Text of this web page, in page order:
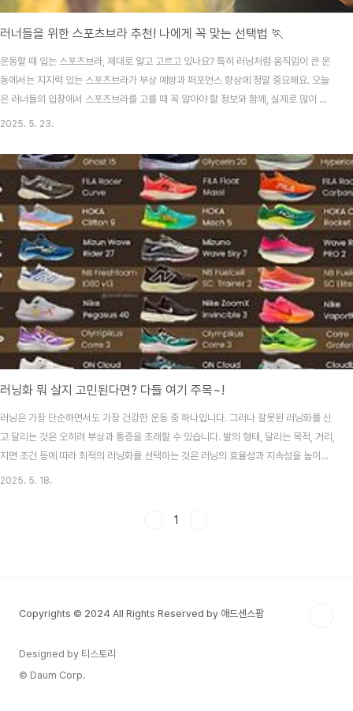
러너들을 위한 스포츠브라 추천! 나에게 꼭 맞는 선택법 🏃‍
운동할 때 입는 스포츠브라, 제대로 알고 고르고 있나요? 특히 러닝처럼 움직임이 큰 운
동에서는 지지력 있는 스포츠브라가 부상 예방과 퍼포먼스 향상에 정말 중요해요. 오늘
은 러너들의 입장에서 스포츠브라를 고를 때 꼭 알아야 할 정보와 함께, 실제로 많이 사
용되고 추천되는 제품들을 소개해볼게요. 나에게 딱 맞는 스포츠브라를 찾고 싶다면 지
운동 중 발생하는 가슴의 상하·좌우 움직임을 최소화해 주는데요, 가슴 조직은 대부분 지
방과 연부조직으로 구성되어 있어 반복적인 충격에 쉽게 손상될 수 있어요. 특히 러닝처
럼 강한 충격이 반복되는 운동은 흉곽 통증, 유선 손상, 체형 불균형으로 이어질 수 있답
니다. 그래서 스포츠브라는 ..
2025. 5. 23.
러닝화 뭐 살지 고민된다면? 다들 여기 주목~!
러닝은 가장 단순하면서도 가장 건강한 운동 중 하나입니다. 그러나 잘못된 러닝화를 신
고 달리는 것은 오히려 부상과 통증을 초래할 수 있습니다. 발의 형태, 달리는 목적, 거리,
지면 조건 등에 따라 최적의 러닝화를 선택하는 것은 러닝의 효율성과 지속성을 높이는
핵심 요소입니다. 저도 예전에 러닝화 잘못 샀다가 아주 크게 고생한 기억이 있는데요.
시작해 보겠습니다~!러닝 초보자를 위한 안정형 러닝화 추천러닝을 막 시작한 입문자라
2025. 5. 18.
1
Copyrights © 2024 All Rights Reserved by 애드센스팜
Designed by 티스토리
© Daum Corp.